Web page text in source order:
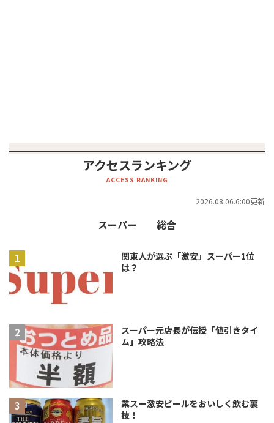
アクセスランキング
ACCESS RANKING
2026.08.06.6:00更新
スーパー 総合
関東人が選ぶ「激安」スーパー1位
は？
スーパー元店長が伝授「値引きタイ
ム」攻略法
業スー激安ビールをおいしく飲む裏
技！